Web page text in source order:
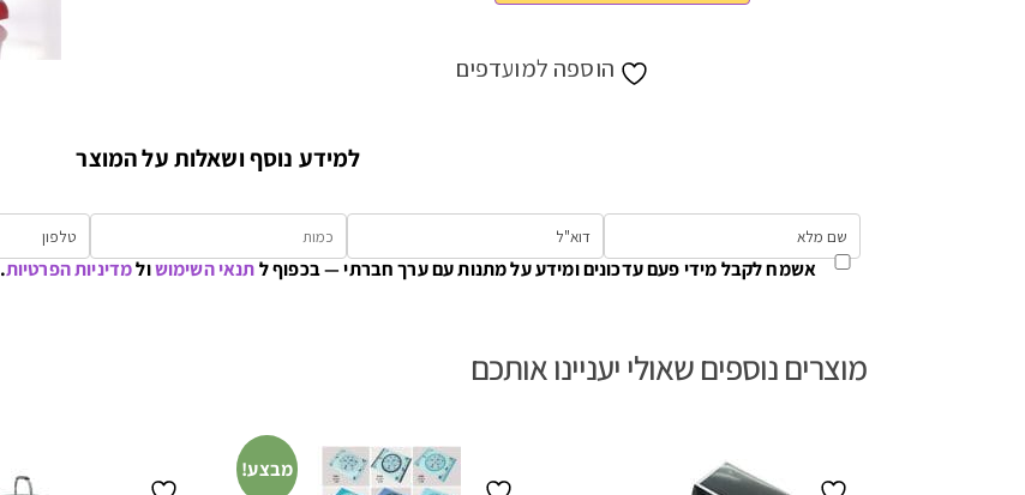
הוספה למועדפים
למידע נוסף ושאלות על המוצר
אשמח לקבל מידי פעם עדכונים ומידע על מתנות עם ערך חברתי — בכפוף לתנאי השימושולמדיניות הפרטיות.
מוצרים נוספים שאולי יעניינו אותכם
מבצע!